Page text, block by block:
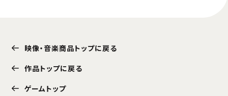
映像・音楽商品トップに戻る
作品トップに戻る
ゲームトップ